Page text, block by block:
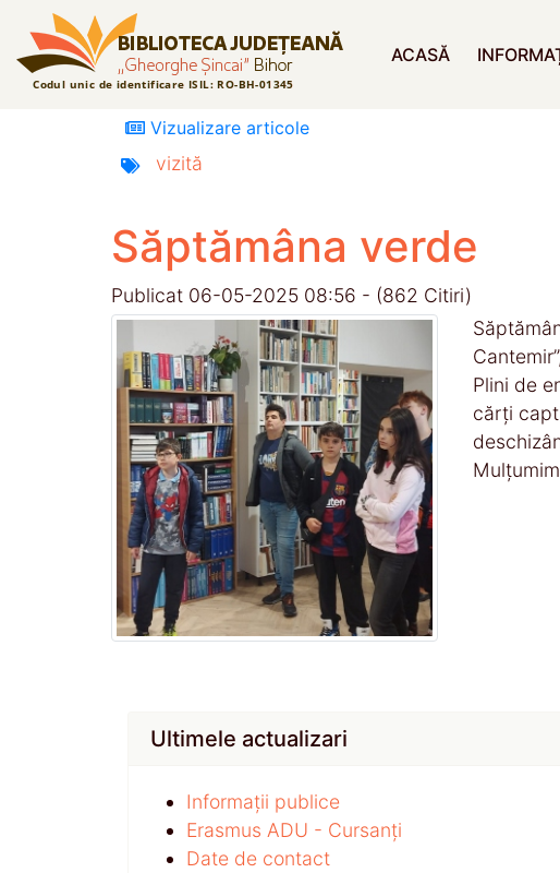
ACASĂ
Vizualizare articole
vizită
Săptămâna verde
Publicat 06-05-2025 08:56 - (862 Citiri)
Plini de
cărți
Ultimele actualizari
Informații publice
Erasmus ADU - Cursanți
Date de contact